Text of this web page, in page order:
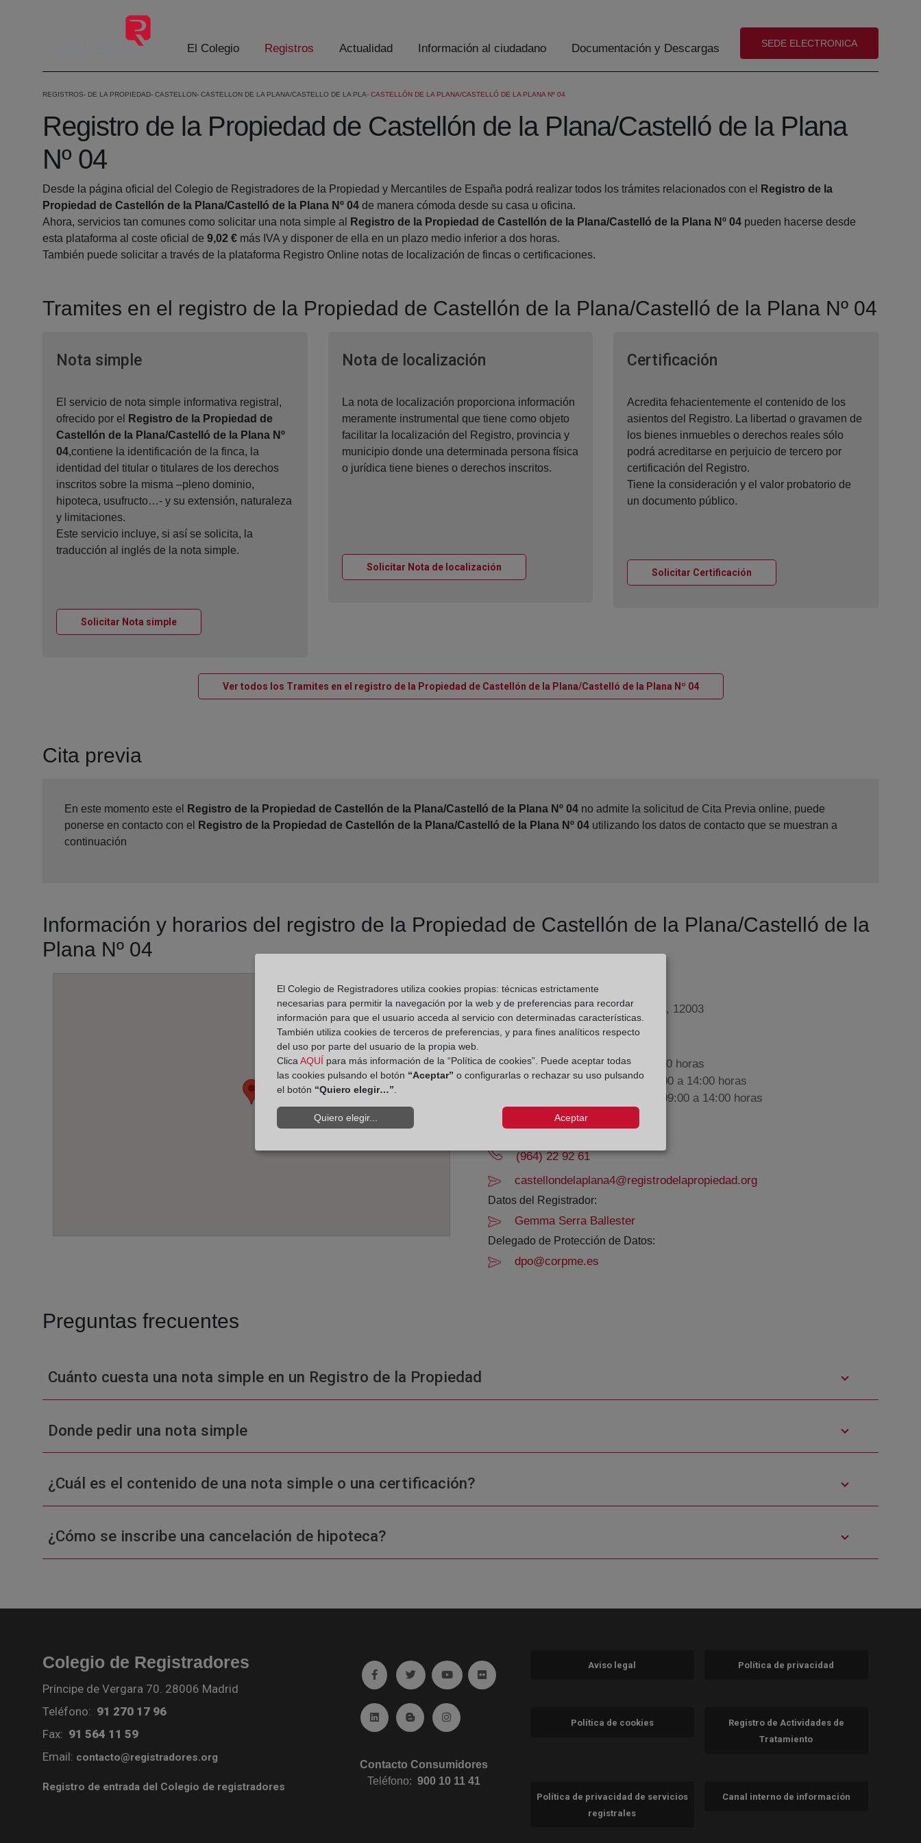
Saltar al contenido principal
El Colegio Registros Actualidad Información al ciudadano Documentación y Descargas (abre en nueva ventana)
SEDE ELECTRONICA
REGISTROS DE LA PROPIEDAD CASTELLON CASTELLON DE LA PLANA/CASTELLO DE LA PLA CASTELLÓN DE LA PLANA/CASTELLÓ DE LA PLANA Nº 04
Registro de la Propiedad de Castellón de la Plana/Castelló de la Plana
Nº 04
Desde la página oficial del Colegio de Registradores de la Propiedad y Mercantiles de España podrá realizar todos los trámites relacionados con el
Registro de la
Propiedad de Castellón de la Plana/Castelló de la Plana Nº 04 de manera cómoda desde su casa u oficina.
Ahora, servicios tan comunes como solicitar una nota simple al
Registro de la Propiedad de Castellón de la Plana/Castelló de la Plana Nº 04 pueden hacerse desde
esta plataforma al coste oficial de 9,02 € más IVA y disponer de ella en un plazo medio inferior a dos horas.
También puede solicitar a través de la plataforma Registro Online notas de localización de fincas o certificaciones.
Tramites en el registro de la Propiedad de Castellón de la Plana/Castelló de la Plana Nº 04
Nota simpleVentana nueva
El servicio de nota simple informativa registral,
ofrecido por el
Registro de la Propiedad de
Castellón de la Plana/Castelló de la Plana Nº
04,contiene la identificación de la finca, la
identidad del titular o titulares de los derechos
inscritos sobre la misma –pleno dominio,
hipoteca, usufructo…- y su extensión, naturaleza
y limitaciones.
Este servicio incluye, si así se solicita, la
traducción al inglés de la nota simple.
Solicitar Nota simpleVentana nueva
Nota de localizaciónVentana nueva
La nota de localización proporciona información
meramente instrumental que tiene como objeto
facilitar la localización del Registro, provincia y
municipio donde una determinada persona física
o jurídica tiene bienes o derechos inscritos.
Solicitar Nota de localizaciónVentana nueva
Certificación
Acredita fehacientemente el contenido de los
asientos del Registro. La libertad o gravamen de
los bienes inmuebles o derechos reales sólo
podrá acreditarse en perjuicio de tercero por
certificación del Registro.
Tiene la consideración y el valor probatorio de
un documento público.
Solicitar Certificación
Ver todos los Tramites en el registro de la Propiedad de Castellón de la Plana/Castelló de la Plana Nº 04Ventana nueva
Cita previa
En este momento este el Registro de la Propiedad de Castellón de la Plana/Castelló de la Plana Nº 04 no admite la solicitud de Cita Previa online, puede
ponerse en contacto con el
Registro de la Propiedad de Castellón de la Plana/Castelló de la Plana Nº 04 utilizando los datos de contacto que se muestran a
continuación
Información y horarios del registro de la Propiedad de Castellón de la Plana/Castelló de la
Plana Nº 04
Marqués de la Ensenada, 12 - bajo, 12003
Horario:
De lunes a viernes de 09:00 a 17:00 horas
Agosto: De lunes a viernes de 09:00 a 14:00 horas
Los días 24 y 31 de diciembre de 09:00 a 14:00 horas
(964) 22 92 61
castellondelaplana4@registrodelapropiedad.org
Datos del Registrador:
Gemma Serra Ballester
Delegado de Protección de Datos:
dpo@corpme.es
Preguntas frecuentes
Cuánto cuesta una nota simple en un Registro de la Propiedad
Donde pedir una nota simple
¿Cuál es el contenido de una nota simple o una certificación?
¿Cómo se inscribe una cancelación de hipoteca?
Colegio de Registradores
Príncipe de Vergara 70. 28006 Madrid
Teléfono: 91 270 17 96
Fax: 91 564 11 59
Email: contacto@registradores.org
Registro de entrada del Colegio de registradores
Ir a facebook (abre en ventana nueva)
Ir a twitter (abre en ventana nueva)
Ir a YouTube (abre en ventana nueva)
Ir a Flickr (abre en ventana nueva)
Ir a Linkedin (abre en ventana nueva)
Ir al Blog (abre en ventana nueva)
Ir a Instagram (abre en ventana nueva)
Contacto Consumidores
Teléfono:900 10 11 41
Aviso legal Política de privacidad
Política de cookies
Registro de Actividades de
Tratamiento
Política de privacidad de servicios
registrales
Canal interno de información
El Colegio de Registradores utiliza cookies propias: técnicas estrictamente
necesarias para permitir la navegación por la web y de preferencias para recordar
información para que el usuario acceda al servicio con determinadas características.
También utiliza cookies de terceros de preferencias, y para fines analíticos respecto
del uso por parte del usuario de la propia web.
ClicaAQUÍ para más información de la “Política de cookies”. Puede aceptar todas
las cookies pulsando el botón “Aceptar” o configurarlas o rechazar su uso pulsando
el botón “Quiero elegir…”.
Quiero elegir... Aceptar